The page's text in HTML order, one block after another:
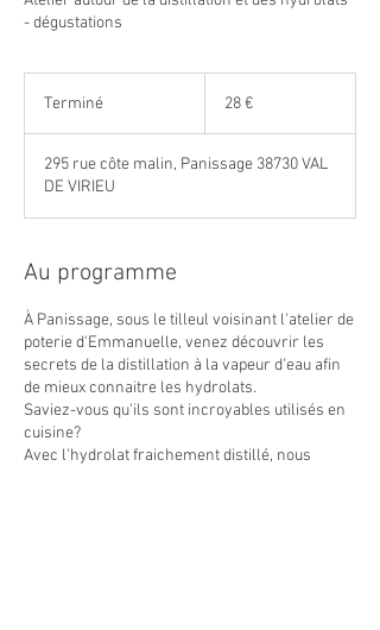
- dégustations
Terminé
m
i
n
28 €
295 rue côte malin, Panissage 38730 VAL
DE VIRIEU
Au programme
À Panissage, sous le tilleul voisinant l'atelier de
poterie d'Emmanuelle, venez découvrir les
secrets de la distillation à la vapeur d'eau afin
de mieux connaitre les hydrolats.
Saviez-vous qu'ils sont incroyables utilisés en
cuisine?
Avec l'hydrolat fraichement distillé, nous